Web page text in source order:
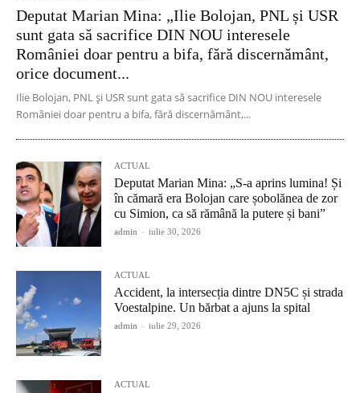
Deputat Marian Mina: „Ilie Bolojan, PNL și USR
sunt gata să sacrifice DIN NOU interesele
României doar pentru a bifa, fără discernământ,
orice document...
Ilie Bolojan, PNL și USR sunt gata să sacrifice DIN NOU interesele
României doar pentru a bifa, fără discernământ,...
ACTUAL
Deputat Marian Mina: „S-a aprins lumina! Și
în cămară era Bolojan care șobolănea de zor
cu Simion, ca să rămână la putere și bani”
admin - iulie 30, 2026
ACTUAL
Accident, la intersecția dintre DN5C și strada
Voestalpine. Un bărbat a ajuns la spital
admin - iulie 29, 2026
ACTUAL